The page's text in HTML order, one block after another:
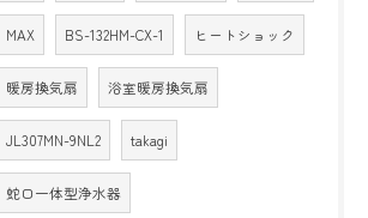
MAX BS-132HM-CX-1 ヒートショック
暖房換気扇 浴室暖房換気扇
JL307MN-9NL2 takagi
蛇口一体型浄水器